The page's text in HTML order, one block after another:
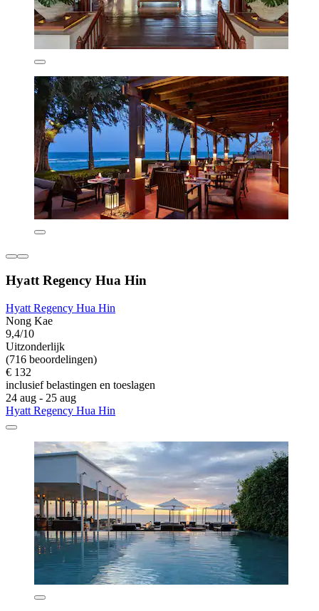
Hyatt Regency Hua Hin
Hyatt Regency Hua Hin
Nong Kae
9,4/10
Uitzonderlijk
(716 beoordelingen)
€ 132
inclusief belastingen en toeslagen
24 aug - 25 aug
Hyatt Regency Hua Hin